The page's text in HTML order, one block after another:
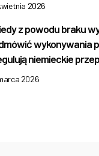
2026
z powodu braku
wykonywania
niemieckie
2026